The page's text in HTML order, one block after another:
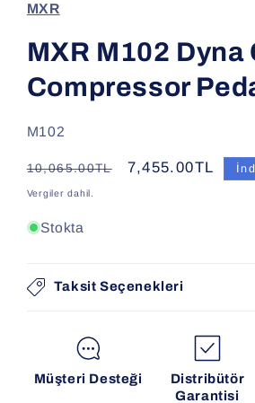
MXR
MXR M102 Dyna
Compressor
SKU:
M102
Normal
fiyat
10,065.00TL
İndirimli
7,455.00TL
Vergiler dahil.
Stokta
Taksit Seçenekleri
Müşteri Desteği
Distribütör
Garantisi